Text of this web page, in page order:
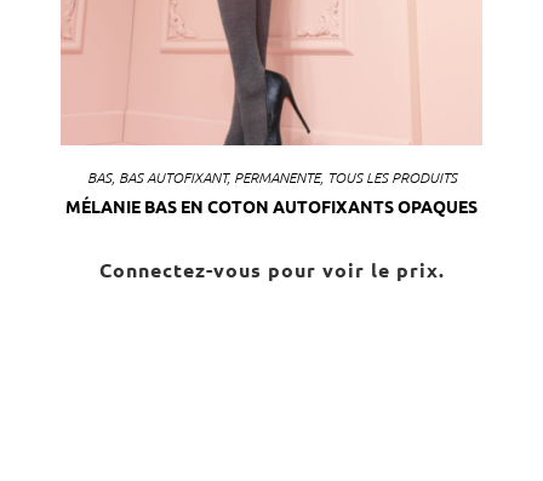
BAS, BAS AUTOFIXANT, PERMANENTE, TOUS LES PRODUITS
MÉLANIE BAS EN COTON AUTOFIXANTS OPAQUES
Connectez-vous pour voir le prix.